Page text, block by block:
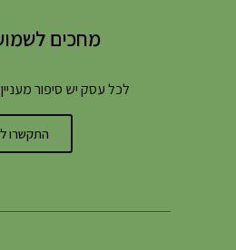
מחכים
לכל עסק יש סיפור
התקשרו ל: 03-